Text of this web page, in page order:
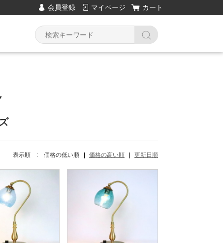
会員登録 マイページ カート
表示順 : 価格の低い順 価格の高い順 更新日順